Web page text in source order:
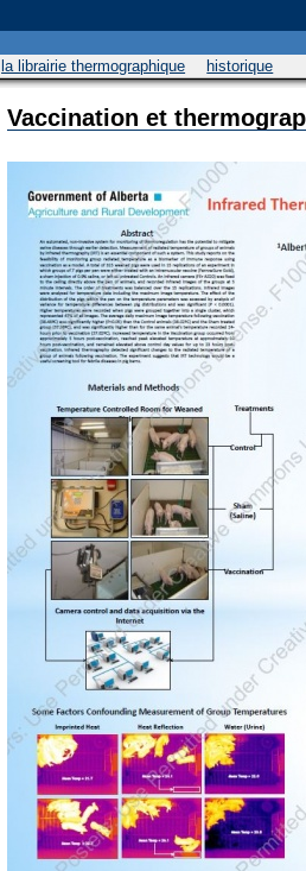
la librairie thermographique historique
Vaccination et